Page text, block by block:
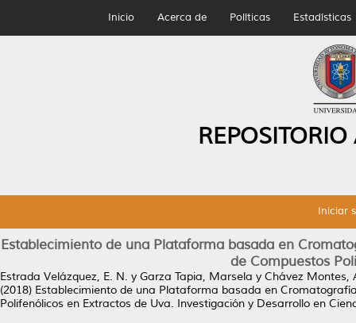
Inicio Acerca de Políticas Estadísticas
Iniciar
Establecimiento de una Plataforma basada en
de Compuestos
Estrada Velázquez, E. N. y Garza Tapia, Marsela y Chávez Montes,
(2018) Establecimiento de una Plataforma basada en
Polifenólicos en Extractos de Uva. Investigación y Desarrollo en